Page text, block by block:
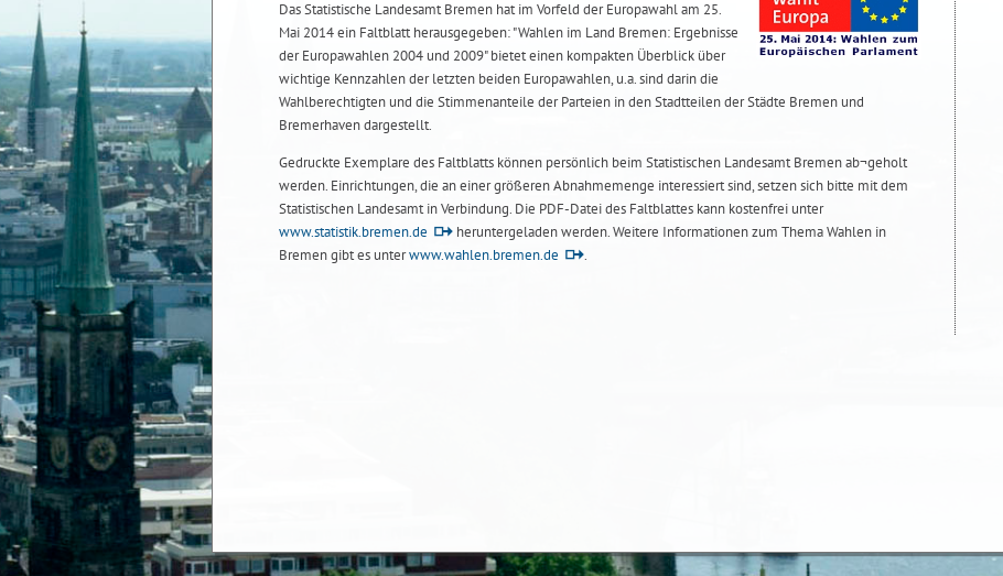
Das Statistische Landesamt Bremen hat im Vorfeld der Europawahl am 25.
Mai 2014 ein Faltblatt herausgegeben: "Wahlen im Land Bremen: Ergebnisse
der Europawahlen 2004 und 2009" bietet einen kompakten Überblick über
wichtige Kennzahlen der letzten beiden Europawahlen, u.a. sind darin die
Wahlberechtigten und die Stimmenanteile der Parteien in den Stadtteilen der Städte Bremen und
Bremerhaven dargestellt.
Gedruckte Exemplare des Faltblatts können persönlich beim Statistischen Landesamt Bremen ab¬geholt
werden. Einrichtungen, die an einer größeren Abnahmemenge interessiert sind, setzen sich bitte mit dem
Statistischen Landesamt in Verbindung. Die PDF-Datei des Faltblattes kann kostenfrei unter
www.statistik.bremen.de
heruntergeladen werden. Weitere Informationen zum Thema Wahlen in
Bremen gibt es unterwww.wahlen.bremen.de .